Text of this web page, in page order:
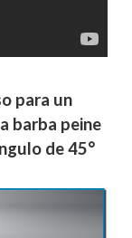
para un
barba peine
de 45°